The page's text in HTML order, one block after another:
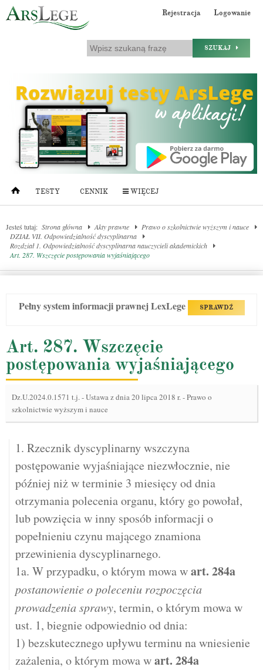
Rejestracja Logowanie
SZUKAJ
TESTY CENNIK WIĘCEJ
Jesteś tutaj: Strona główna Akty prawne
Prawo o szkolnictwie wyższym i nauce
DZIAŁ VII. Odpowiedzialność dyscyplinarna
Rozdział 1. Odpowiedzialność dyscyplinarna nauczycieli akademickich
Art. 287. Wszczęcie postępowania wyjaśniającego
Pełny system informacji prawnej LexLege SPRAWDŹ
Art. 287. Wszczęcie
postępowania wyjaśniającego
Dz.U.2024.0.1571 t.j.-Ustawa z dnia 20 lipca 2018 r. - Prawo o
szkolnictwie wyższym i nauce
1. Rzecznik dyscyplinarny wszczyna
postępowanie wyjaśniające niezwłocznie, nie
później niż w terminie 3 miesięcy od dnia
otrzymania polecenia organu, który go powołał,
lub powzięcia w inny sposób informacji o
popełnieniu czynu mającego znamiona
przewinienia dyscyplinarnego.
1a. W przypadku, o którym mowa wart. 284a
postanowienie o poleceniu rozpoczęcia
prowadzenia sprawy, termin, o którym mowa w
ust. 1, biegnie odpowiednio od dnia:
1) bezskutecznego upływu terminu na wniesienie
zażalenia, o którym mowa wart. 284a